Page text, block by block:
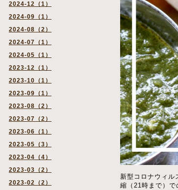
2024-12（1）
2024-09（1）
2024-08（2）
2024-07（1）
2024-05（1）
2023-12（1）
2023-10（1）
2023-09（1）
2023-08（2）
2023-07（2）
2023-06（1）
2023-05（3）
2023-04（4）
2023-03（2）
2023-02（2）
新型コロナウィル
縮（21時まで）で